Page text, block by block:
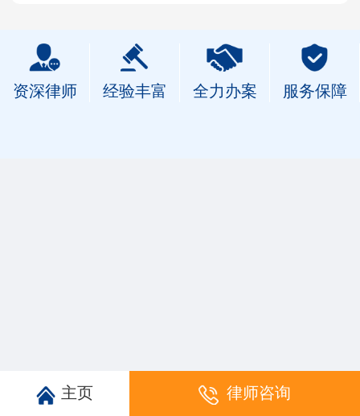
资深律师 经验丰富 全力办案 服务保障
主页 律师咨询